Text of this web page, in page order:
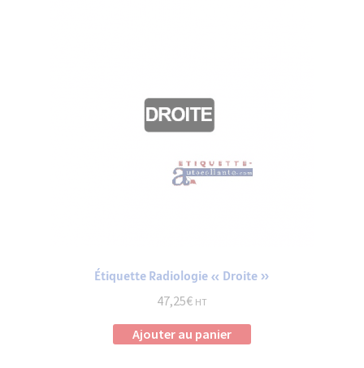
Étiquette Radiologie « Droite »
47,25€ HT
Ajouter au panier